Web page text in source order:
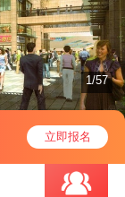
立即报名
1/57